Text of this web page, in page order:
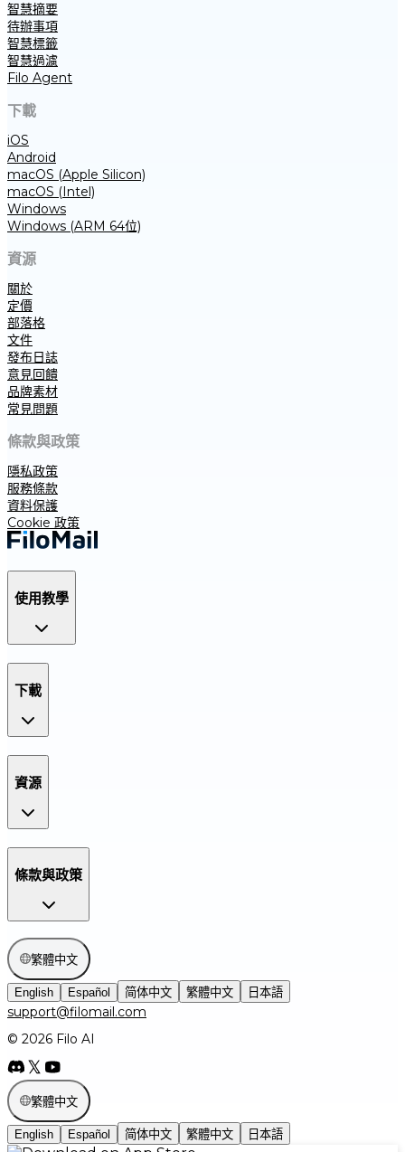
智慧摘要
待辦事項
智慧標籤
智慧過濾
Filo Agent
下載
iOS
Android
macOS (Apple Silicon)
macOS (Intel)
Windows
Windows (ARM 64位)
資源
關於
定價
部落格
文件
發布日誌
意見回饋
品牌素材
常見問題
條款與政策
隱私政策
服務條款
資料保護
Cookie 政策
使用教學
下載
資源
條款與政策
繁體中文
English Español 简体中文 繁體中文 日本語
support@filomail.com
© 2026 Filo AI
繁體中文
English Español 简体中文 繁體中文 日本語